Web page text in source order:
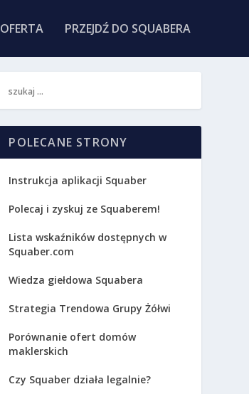
OFERTA PRZEJDŹ DO SQUABERA
POLECANE STRONY
Instrukcja aplikacji Squaber
Polecaj i zyskuj ze Squaberem!
Lista wskaźników dostępnych w
Squaber.com
Wiedza giełdowa Squabera
Strategia Trendowa Grupy Żółwi
Porównanie ofert domów
maklerskich
Czy Squaber działa legalnie?